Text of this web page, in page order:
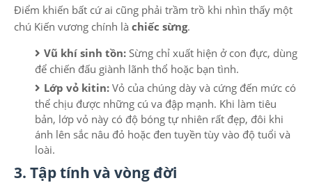
Điểm khiến bất cứ ai cũng phải trầm trồ khi nhìn thấy một
chú Kiến vương chính là chiếc sừng.
Vũ khí sinh tồn: Sừng chỉ xuất hiện ở con đực, dùng
để chiến đấu giành lãnh thổ hoặc bạn tình.
Lớp vỏ kitin: Vỏ của chúng dày và cứng đến mức có
thể chịu được những cú va đập mạnh. Khi làm tiêu
bản, lớp vỏ này có độ bóng tự nhiên rất đẹp, đôi khi
ánh lên sắc nâu đỏ hoặc đen tuyền tùy vào độ tuổi và
loài.
3. Tập tính và vòng đời